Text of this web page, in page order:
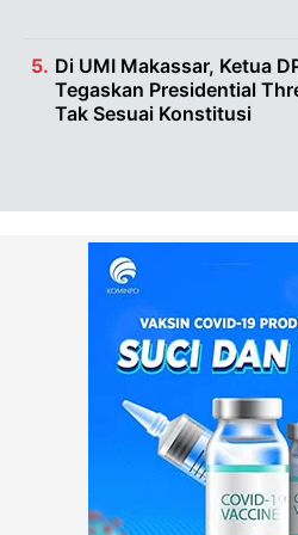
Di UMI Makassar, Ketua
Tegaskan Presidential
Tak Sesuai Konstitusi